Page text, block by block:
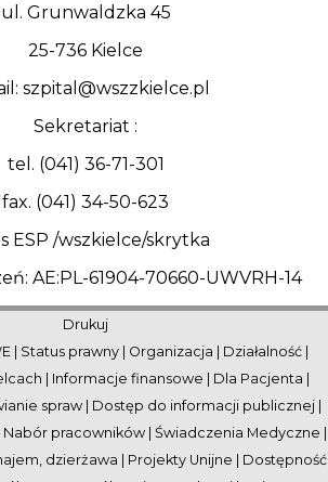
ul. Grunwaldzka 45
25-736 Kielce
szpital@wszzkielce.pl
Sekretariat :
tel. (041) 36-71-301
fax. (041) 34-50-623
ESP /wszkielce/skrytka
AE:PL-61904-70660-UWVRH-14
Drukuj
| Status prawny| Organizacja Działalność|
Informacje finansowe Dla Pacjenta
spraw
Dostęp do informacji publicznej
Nabór pracowników| Świadczenia Medyczne
dzierżawa Projekty Unijne
Dostępność